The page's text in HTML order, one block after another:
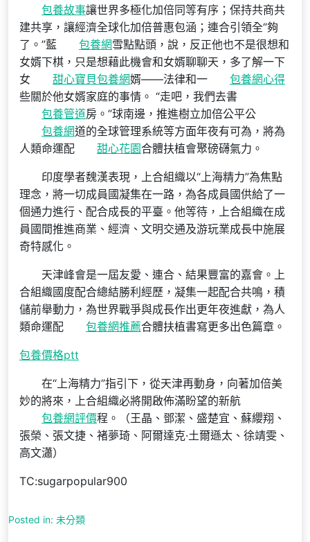
包養故事讓世界多極化加倍同等有序；保持共商共
建共享，讓經濟全球化加倍普惠包涵；連合引領全“夠
了。”藍
包養網雪點點頭，說，反正他也不是很想和
女婿下棋，只是想藉此機會和女婿聊聊天，多了解一下
女
甜心寶貝包養網婿——法律和一
包養網心得
些關於他女婿家庭的事情。 “走吧，我們去書
包養管道房。”球南邊，推進樹立加倍公平公
包養網道的全球管理系統等方面年夜有可為，將為
人類命運配
甜心花園合體扶植會聚磅礴氣力。
印度學者魏漢表現，上合組織以“上海精力”為焦點
理念，將一切成員國凝集在一路，為各成員國供給了一
個通力進行、配合成長的平臺。他等待，上合組織在成
員國間推進商業、經濟、文明交通及游玩業成長中施展
奇特感化。
天津峰會是一屆友愛、連合、結果豐富的嘉會。上
合組織國度配合總結勝利經歷，凝集一起配合共鳴，積
儲前舉動力，為世界戰爭與成長作出更年夜進獻，為人
類命運配
包養網推薦合體扶植書寫更多出色篇章。
包養價格ptt
在“上海精力”指引下，從天津再動身，向著加倍美
妙的將來，上合組織必將開啟佈滿盼望的新航
包養網評價程。（王晶、鄧潔、盛楚宜、蘇纓翔、
張榮、張文捷、褚夢琦、阿爾達克·土爾遜太、徐靖雯、
高文瀟）
TC:sugarpopular900
Posted in: 未分類